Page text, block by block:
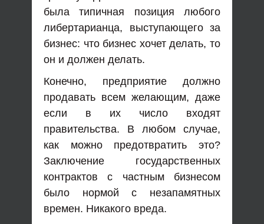
была типичная позиция любого
либертарианца, выступающего за
бизнес: что бизнес хочет делать, то
он и должен делать.
Конечно, предприятие должно
продавать всем желающим, даже
если в их число входят
правительства. В любом случае,
как можно предотвратить это?
Заключение государственных
контрактов с частным бизнесом
было нормой с незапамятных
времен. Никакого вреда.